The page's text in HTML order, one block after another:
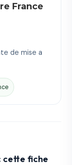
France
de mise a
cette fiche